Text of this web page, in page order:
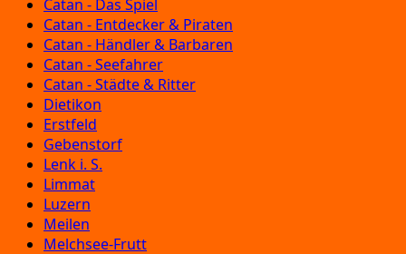
Catan - Das Spiel
Catan - Entdecker & Piraten
Catan - Händler & Barbaren
Catan - Seefahrer
Catan - Städte & Ritter
Dietikon
Erstfeld
Gebenstorf
Lenk i. S.
Limmat
Luzern
Meilen
Melchsee-Frutt